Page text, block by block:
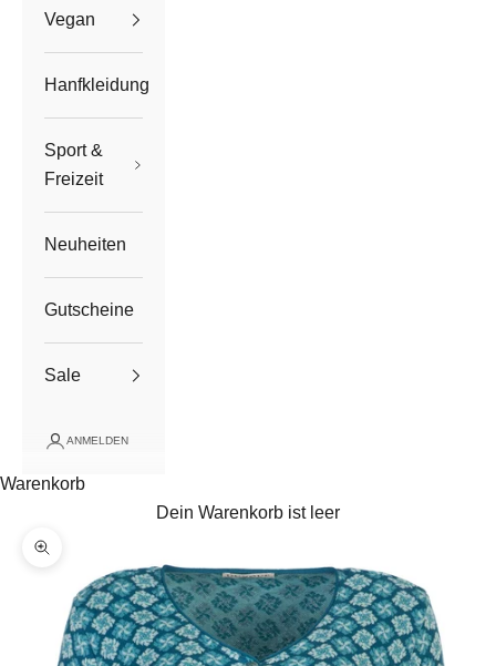
Vegan
Hanfkleidung
Sport &
Freizeit
Neuheiten
Gutscheine
Sale
ANMELDEN
Warenkorb
Dein Warenkorb ist leer
Bild vergrößern